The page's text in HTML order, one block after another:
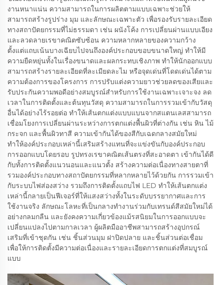
งานหนาแน่น ความสามารถในการผลิตตามแบบเฉพาะช่วยให้
สามารถสร้างรูปร่าง มุม และลักษณะเฉพาะตัว เพื่อรองรับรายละเอียด
ทางสถาปัตยกรรมที่ไม่ธรรมดา เช่น ผนังโค้ง การเปลี่ยนผ่านแบบเอียง
และลวดลายเรขาคณิตซับซ้อน ความหลากหลายของความกว้าง
ตั้งแต่แถบเน้นบางเฉียบไปจนถึงองค์ประกอบขอบขนาดใหญ่ ทำให้มี
ความยืดหยุ่นทั้งในเรื่องขนาดและผลกระทบเชิงภาพ ทำให้นักออกแบบ
สามารถสร้างรายละเอียดที่ละเมียดละไม หรือจุดเด่นที่โดดเด่นได้ตาม
ความต้องการของโครงการ การปรับแต่งความยาวช่วยลดของเสียและ
รับประกันความพอดีอย่างสมบูรณ์สำหรับการใช้งานเฉพาะเจาะจง ลด
เวลาในการติดตั้งและต้นทุนวัสดุ ความสามารถในการรวมเข้ากับวัสดุ
อื่นได้อย่างไร้รอยต่อ ทำให้เส้นตกแต่งแบบแบนจากสแตนเลสสามารถ
เชื่อมโยงการเปลี่ยนผ่านระหว่างการตกแต่งพื้นผิวที่ต่างกัน เช่น หิน ไม้
กระจก และพื้นผิวทาสี ความเข้ากันได้ของสีกับเฉดกลางสมัยใหม่
ทำให้องค์ประกอบเหล่านี้เสริมสร้างแทนที่จะแข่งขันกับองค์ประกอบ
การออกแบบโดยรอบ รูปทรงเรขาคณิตเส้นตรงที่สะอาดตา เข้ากันได้ดี
กับทั้งการติดตั้งแนวนอนและแนวตั้ง สร้างความต่อเนื่องทางสายตาที่
รวมองค์ประกอบทางสถาปัตยกรรมที่หลากหลายไว้ด้วยกัน การรวมเข้า
กับระบบไฟส่องสว่าง รวมถึงการติดตั้งแถบไฟ LED ทำให้เส้นตกแต่ง
เหล่านี้กลายเป็นฟีเจอร์ที่ให้แสงสว่างทั้งในระดับบรรยากาศและการ
ใช้งานจริง ลักษณะโลหะที่เป็นกลางทำงานร่วมกับเทรนด์สีสมัยใหม่ได้
อย่างกลมกลืน และยังคงความเกี่ยวข้องแม้รสนิยมในการออกแบบจะ
เปลี่ยนแปลงไปตามกาลเวลา ผู้ผลิตมืออาชีพสามารถสร้างอุปกรณ์
เสริมที่เข้าชุดกัน เช่น ชิ้นส่วนมุม ฝาปิดปลาย และชิ้นส่วนต่อเชื่อม
เพื่อให้การติดตั้งมีความต่อเนื่องและรายละเอียดการตกแต่งที่สมบูรณ์
แบบ